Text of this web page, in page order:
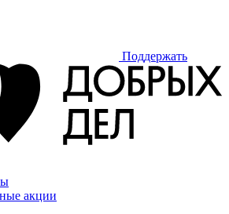
Поддержать
акции